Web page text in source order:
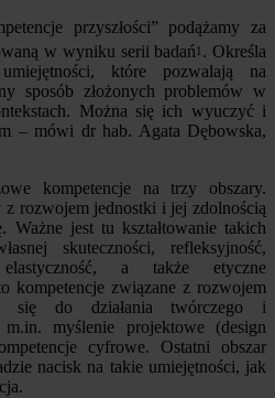
przyszłości” podążamy za
w wyniku serii badań1 . Określa
które pozwalają na
sposób złożonych problemów w
Można się ich wyuczyć i
– mówi dr hab. Agata Dębowska,
kompetencje na trzy obszary.
rozwojem jednostki i jej zdolnością
Ważne jest tu kształtowanie takich
skuteczności, refleksyjność,
a także etyczne
kompetencje związane z rozwojem
się do działania twórczego i
myślenie projektowe (design
cyfrowe. Ostatni obszar
nacisk na takie umiejętności, jak